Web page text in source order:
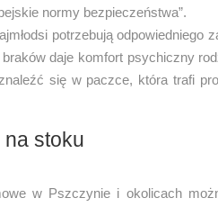
normy bezpieczeństwa”.
potrzebują odpowiedniego
daje komfort psychiczny
się w paczce, która trafi
na stoku
w Pszczynie i okolicach